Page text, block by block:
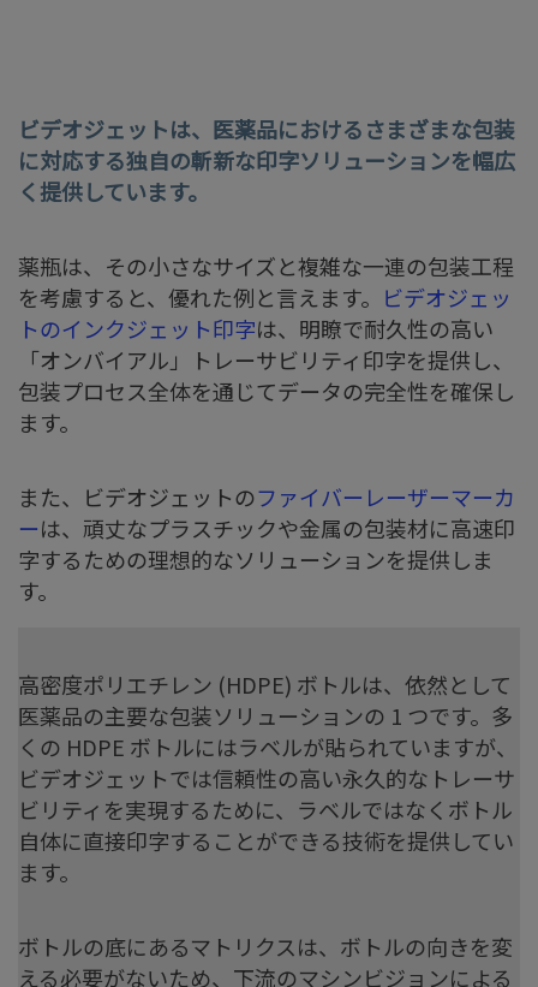
ビデオジェットは、医薬品におけるさまざまな包装
に対応する独自の斬新な印字ソリューションを幅広
く提供しています。
薬瓶は、その小さなサイズと複雑な一連の包装工程
を考慮すると、優れた例と言えます。 ビデオジェッ
トのインクジェット印字は、明瞭で耐久性の高い
「オンバイアル」トレーサビリティ印字を提供し、
包装プロセス全体を通じてデータの完全性を確保し
ます。
また、ビデオジェットのファイバーレーザーマーカ
ーは、頑丈なプラスチックや金属の包装材に高速印
字するための理想的なソリューションを提供しま
す。
高密度ポリエチレン (HDPE) ボトルは、依然として
医薬品の主要な包装ソリューションの 1 つです。多
くの HDPE ボトルにはラベルが貼られていますが、
ビデオジェットでは信頼性の高い永久的なトレーサ
ビリティを実現するために、ラベルではなくボトル
自体に直接印字することができる技術を提供してい
ます。
ボトルの底にあるマトリクスは、ボトルの向きを変
える必要がないため、下流のマシンビジョンによる